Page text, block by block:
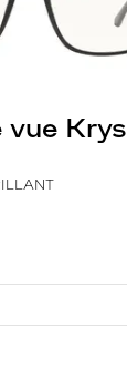
vue Krys